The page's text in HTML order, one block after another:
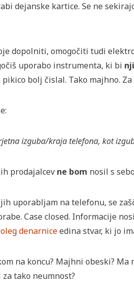
dejanske kartice. Se ne
dopolniti, omogočiti tudi
uporabo instrumenta, ki bi
bolj čislal. Tako majhno.
izguba/kraja telefona, kot
prodajalcev ne bom nosil s
uporabljam na telefonu, se
Case closed. Informacije
denarniceedina stvar, ki jo
na koncu? Majhni obeski?
tako neumnost?